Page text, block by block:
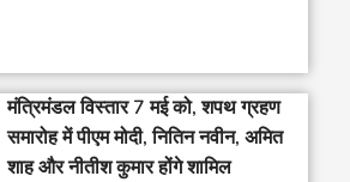
मंत्रिमंडल विस्तार 7 मई को, शपथ ग्रहण
समारोह में पीएम मोदी, नितिन नवीन, अमित
शाह और नीतीश कुमार होंगे शामिल